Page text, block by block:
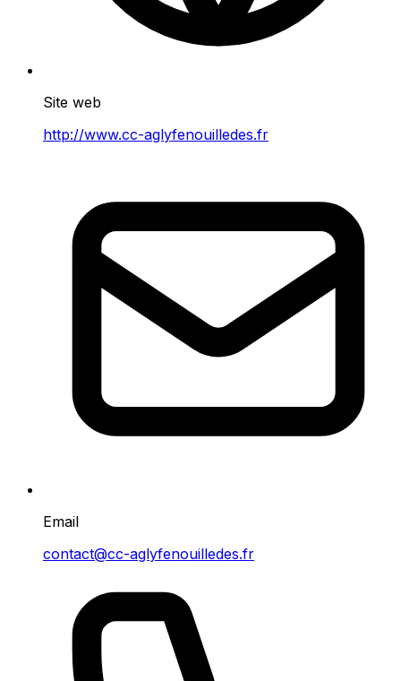
Site web
http://www.cc-aglyfenouilledes.fr
Email
contact@cc-aglyfenouilledes.fr